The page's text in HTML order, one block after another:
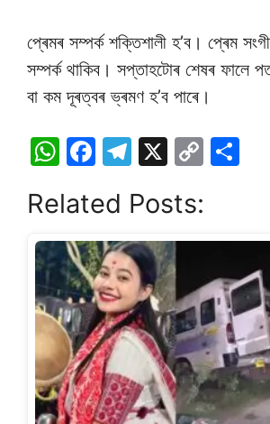
প্ৰেমৰ সম্পৰ্ক শক্তিশালী হ’ব। প্ৰেম
সম্পৰ্ক থাকিব। সপ্তাহটোৰ শেষৰ ফালে
বা কম দূৰত্বৰ ভ্ৰমণ হ’ব পাৰে।
W
at
s
A
p
p
F
c
e
b
o
o
k
T
e
gr
a
m
X
C
y
n
k
e
Related Posts: